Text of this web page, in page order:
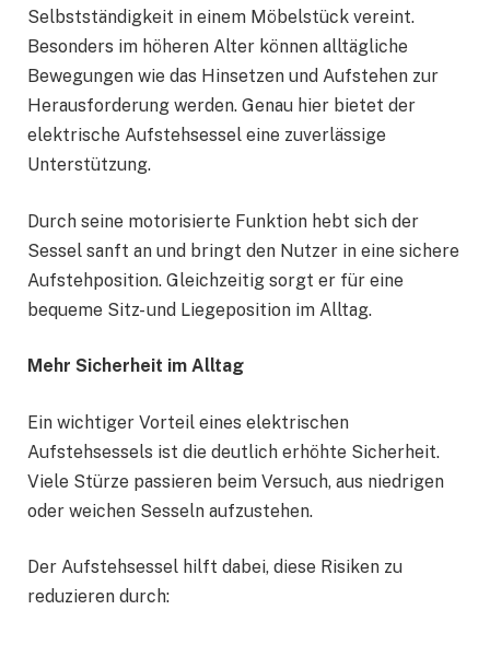
Selbstständigkeit in einem Möbelstück vereint.
Besonders im höheren Alter können alltägliche
Bewegungen wie das Hinsetzen und Aufstehen zur
Herausforderung werden. Genau hier bietet der
elektrische Aufstehsessel eine zuverlässige
Unterstützung.
Durch seine motorisierte Funktion hebt sich der
Sessel sanft an und bringt den Nutzer in eine sichere
Aufstehposition. Gleichzeitig sorgt er für eine
bequeme Sitz- und Liegeposition im Alltag.
Mehr Sicherheit im Alltag
Ein wichtiger Vorteil eines elektrischen
Aufstehsessels ist die deutlich erhöhte Sicherheit.
Viele Stürze passieren beim Versuch, aus niedrigen
oder weichen Sesseln aufzustehen.
Der Aufstehsessel hilft dabei, diese Risiken zu
reduzieren durch: